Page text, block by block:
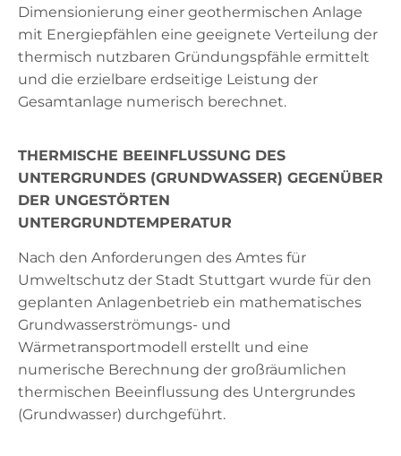
Dimensionierung einer geothermischen Anlage
mit Energiepfählen eine geeignete Verteilung der
thermisch nutzbaren Gründungspfähle ermittelt
und die erzielbare erdseitige Leistung der
Gesamtanlage numerisch berechnet.
THERMISCHE BEEINFLUSSUNG DES
UNTERGRUNDES (GRUNDWASSER) GEGENÜBER
DER UNGESTÖRTEN
UNTERGRUNDTEMPERATUR
Nach den Anforderungen des Amtes für
Umweltschutz der Stadt Stuttgart wurde für den
geplanten Anlagenbetrieb ein mathematisches
Grundwasserströmungs- und
Wärmetransportmodell erstellt und eine
numerische Berechnung der großräumlichen
thermischen Beeinflussung des Untergrundes
(Grundwasser) durchgeführt.